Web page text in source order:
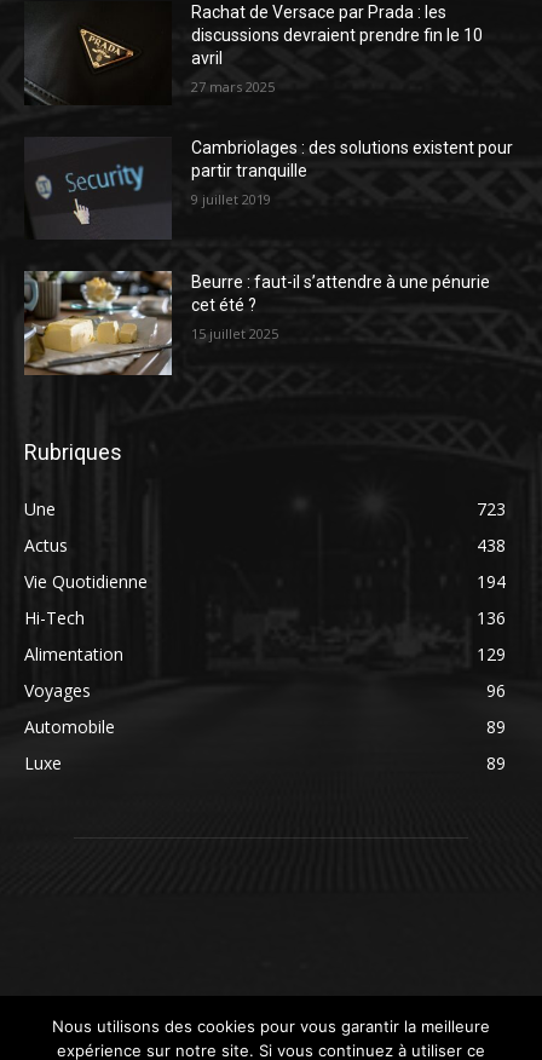
Rachat de Versace par Prada : les
discussions devraient prendre fin le 10
avril
27 mars 2025
Cambriolages : des solutions existent pour
partir tranquille
9 juillet 2019
Beurre : faut-il s’attendre à une pénurie
cet été ?
15 juillet 2025
Rubriques
Une
723
Actus
438
Vie Quotidienne
194
Hi-Tech
136
Alimentation
129
Voyages
96
Automobile
89
Luxe
89
Nous utilisons des cookies pour vous garantir la meilleure
expérience sur notre site. Si vous continuez à utiliser ce